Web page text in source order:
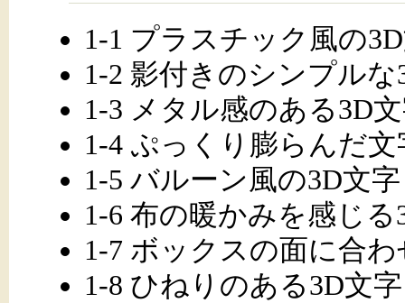
1-1 プラスチック風の
1-2 影付きのシンプルな
1-3 メタル感のある3D
1-4 ぷっくり膨らんだ
1-5 バルーン風の3D文字
1-6 布の暖かみを感じる
1-7 ボックスの面に合
1-8 ひねりのある3D文字